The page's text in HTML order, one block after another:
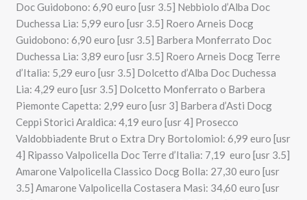
Doc Guidobono: 6,90 euro [usr 3.5] Nebbiolo d’Alba Doc
Duchessa Lia: 5,99 euro [usr 3.5] Roero Arneis Docg
Guidobono: 6,90 euro [usr 3.5] Barbera Monferrato Doc
Duchessa Lia: 3,89 euro [usr 3.5] Roero Arneis Docg Terre
d’Italia: 5,29 euro [usr 3.5] Dolcetto d’Alba Doc Duchessa
Lia: 4,29 euro [usr 3.5] Dolcetto Monferrato o Barbera
Piemonte Capetta: 2,99 euro [usr 3] Barbera d’Asti Docg
Ceppi Storici Araldica: 4,19 euro [usr 4] Prosecco
Valdobbiadente Brut o Extra Dry Bortolomiol: 6,99 euro [usr
4] Ripasso Valpolicella Doc Terre d’Italia: 7,19 euro [usr 3.5]
Amarone Valpolicella Classico Docg Bolla: 27,30 euro [usr
3.5] Amarone Valpolicella Costasera Masi: 34,60 euro [usr